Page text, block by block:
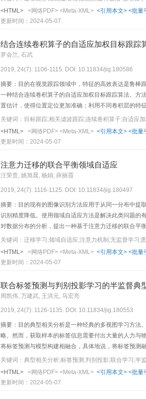
型应用于多尺度序列图像的所有测试样本中，线性加
强显著性图进行像素级的更新，以进一步提高显著图的
相较于性能第2的非端到端深度神经网络模型，本文算
值，分别提高了1.6%，22.1%，5.6%和22.9%。结论
<HTML>
<网络PDF> <Meta-XML> <引用本文> <批量
更新时间：2024-05-07
结合连续卷积算子的自适应加权目标跟踪
罗会兰, 石武
2019, 24(7): 1106-1115. DOI: 10.11834/jig.180586
摘要：目的在视觉跟踪领域中，特征的高效表达是鲁棒
一种结合连续卷积算子的自适应加权目标跟踪算法。方
置估计，使得位置定位更加准确；利用不同卷积层的特
积响应大小，决定在下一帧特征融合时各层特征所占的
关运算，得到最终的响应图，响应图中最大值所在的
据库（OTB-2013）中的50组视频序列进行测试，本文
<HTML>
<网络PDF> <Meta-XML> <引用本文> <批量
更新时间：2024-05-07
注意力迁移的联合平衡领域自适应
汪荣贵, 姚旭晨, 杨娟, 薛丽霞
2019, 24(7): 1116-1125. DOI: 10.11834/jig.180497
摘要：目的现有的图像识别方法应用于从同一分布中提
识别精度降低。使用领域自适应方法是解决此类问题的
对数据分布的分析，提出一种基于注意力迁移的联合平
注意力迁移机制将有标签源域数据的空间类别信息迁
度。其次，基于目标数据集引入网络参数的先验分布
领域的特征对齐层的输入分布，定量地表示每层学习
网络优化效果这一结论。
<HTML>
<网络PDF> <Meta-XML> <引用本文> <批量
更新时间：2024-05-07
联合标签预测与判别投影学习的半监督典
周凯伟, 万建武, 王洪元, 马宏亮
2019, 24(7): 1126-1135. DOI: 10.11834/jig.180553
摘要：目的典型相关分析是一种经典的多视图学习方法
略。然而，获取样本的标签信息需要付出大量的人力与
将标签预测与模型构建相融合，具体地说，将标签预测
投影方向又重新更新标签矩阵。标签预测与投影方向的
方向。结果本文方法在AR、Extended Yale B、Multi-
B、Multi-PIE和ORL人脸数据集上分别取得87%、55%
关键词：典型相关分析;标签预测;判别投影;联合学习;半
<HTML>
<网络PDF> <Meta-XML> <引用本文> <批量
更新时间：2024-05-07